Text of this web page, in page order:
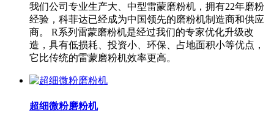
我们公司专业生产大、中型雷蒙磨粉机，拥有22年磨粉
经验，科菲达已经成为中国领先的磨粉机制造商和供应
商。 R系列雷蒙磨粉机是经过我们的专家优化升级改
造，具有低损耗、投资小、环保、占地面积小等优点，
它比传统的雷蒙磨粉机效率更高。
超细微粉磨粉机